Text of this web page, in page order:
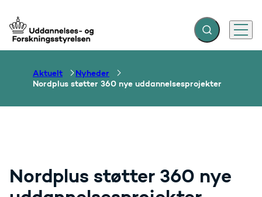
Gå til forsiden Fold søgefelt ud
Menu
Aktuelt
Nyheder
Nordplus støtter 360 nye uddannelsesprojekter
Nordplus støtter 360 nye